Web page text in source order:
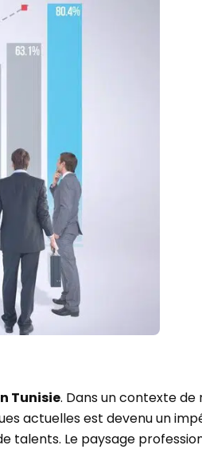
Tunisie. Dans un contexte
actuelles est devenu un
talents. Le paysage